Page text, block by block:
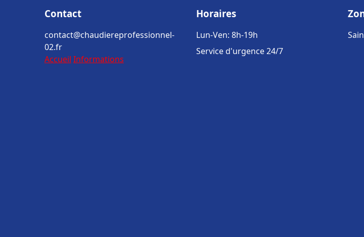
Contact
contact@chaudiereprofessionnel-
02.fr
Accueil Informations
Horaires
Lun-Ven: 8h-19h
Service d'urgence 24/7